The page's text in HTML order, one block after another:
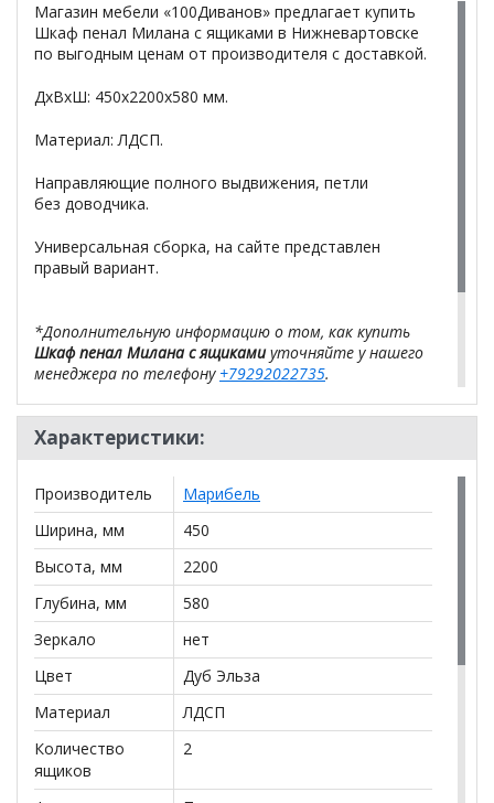
Магазин мебели «100Диванов» предлагает купить
Шкаф пенал Милана с ящиками в Нижневартовске
по выгодным ценам от производителя с доставкой.
ДхВхШ: 450х2200х580 мм.
Материал: ЛДСП.
Направляющие полного выдвижения, петли
без доводчика.
Универсальная сборка, на сайте представлен
правый вариант.
*Дополнительную информацию о том, как купить
Шкаф пенал Милана с ящикамиуточняйте у нашего
менеджера по телефону +79292022735.
**Цены на официальном сайте100диванов.com
действительны только для интернет-магазина
могут отличаться от цен в розничных магазинах-
Характеристики:
Производитель
Марибель
Ширина, мм
450
Высота, мм
2200
Глубина, мм
580
Зеркало
нет
Цвет
Дуб Эльза
Материал
ЛДСП
Количество
ящиков
2